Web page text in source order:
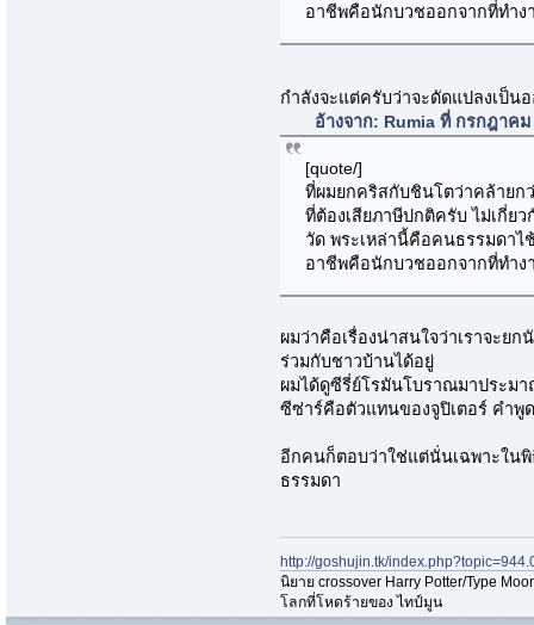
อาชีพคือนักบวชออกจากที่ทำง
กำลังจะแต่ครับว่าจะดัดแปลงเป็น
อ้างจาก: Rumia ที่ กรกฎาคม
[quote/]
ที่ผมยกคริสกับชินโตว่าคล้ายก
ที่ต้องเสียภาษีปกติครับ ไม่เกี่ย
วัด พระเหล่านี้คือคนธรรมดาไ
อาชีพคือนักบวชออกจากที่ทำง
ผมว่าคือเรื่องน่าสนใจว่าเราจะย
ร่วมกับชาวบ้านได้อยู่
ผมได้ดูซีรี่ย์โรมันโบราณมาประม
ซีซ่าร์คือตัวแทนของจูปิเตอร์ คำพู
อีกคนก็ตอบว่าใช่แต่นั่นเฉพาะใน
ธรรมดา
http://goshujin.tk/
นิยาย crossover Harry Potter/Type
โลกที่โหดร้ายของ ไทป์มูน